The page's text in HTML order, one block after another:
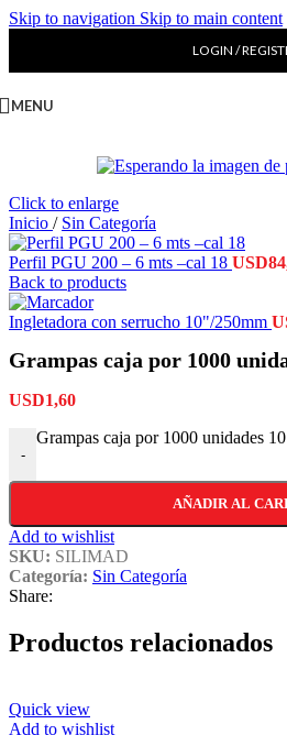
Skip to navigation Skip to main content
LOGIN /
MENU
Click to enlarge
Inicio / Sin Categoría
Perfil PGU 200 – 6 mts –cal 18 USD
Back to products
Ingletadora con serrucho 10"/250mm
Grampas caja por 1000
USD1,60
-
Grampas caja por 1000 unidades
AÑADIR AL
Add to wishlist
SKU: SILIMAD
Categoría: Sin Categoría
Share:
Productos relacionados
Quick view
Add to wishlist